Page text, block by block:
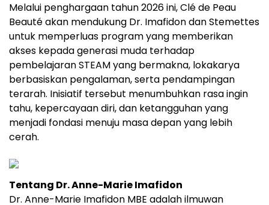
Melalui penghargaan tahun 2026 ini, Clé de Peau
Beauté akan mendukung Dr. Imafidon dan Stemettes
untuk memperluas program yang memberikan
akses kepada generasi muda terhadap
pembelajaran STEAM yang bermakna, lokakarya
berbasiskan pengalaman, serta pendampingan
terarah. Inisiatif tersebut menumbuhkan rasa ingin
tahu, kepercayaan diri, dan ketangguhan yang
menjadi fondasi menuju masa depan yang lebih
cerah.
Tentang Dr. Anne-Marie Imafidon
Dr. Anne-Marie Imafidon MBE adalah ilmuwan